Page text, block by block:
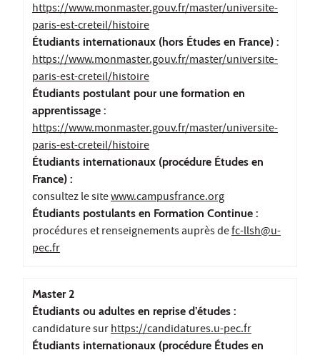
https://www.monmaster.gouv.fr/master/universite-
paris-est-creteil/histoire
Étudiants internationaux (hors Études en France) :
https://www.monmaster.gouv.fr/master/universite-
paris-est-creteil/histoire
Étudiants postulant pour une formation en
apprentissage :
https://www.monmaster.gouv.fr/master/universite-
paris-est-creteil/histoire
Étudiants internationaux (procédure Études en
France) :
consultez le sitewww.campusfrance.org
Étudiants postulants en Formation Continue :
procédures et renseignements auprès defc-llsh@u-
pec.fr
Master 2
Étudiants ou adultes en reprise d’études :
candidature surhttps://candidatures.u-pec.fr
Étudiants internationaux (procédure Études en